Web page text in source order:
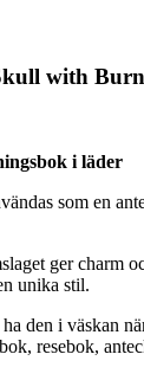
with
i läder
som en
ger charm
unika stil.
den i väskan
resebok,